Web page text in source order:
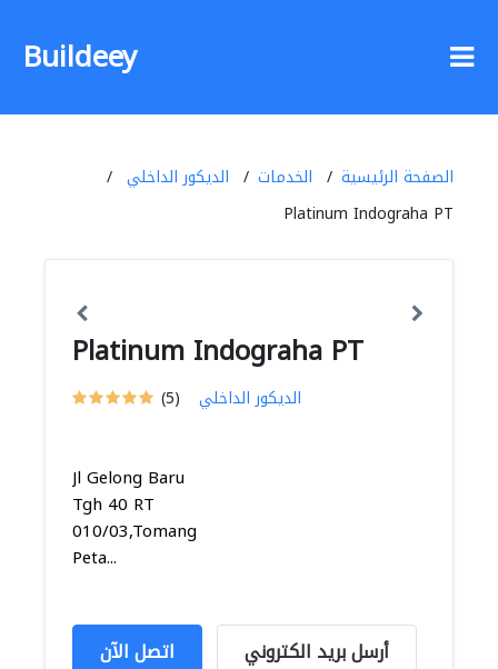
Buildeey
الصفحة الرئيسية الخدمات
الديكور الداخلي
Platinum Indograha PT
Platinum Indograha PT
(5) الديكور الداخلي
Jl Gelong Baru
Tgh 40 RT
010/03,Tomang,Grogol
Peta...
اتصل الآن أرسل بريد الكتروني